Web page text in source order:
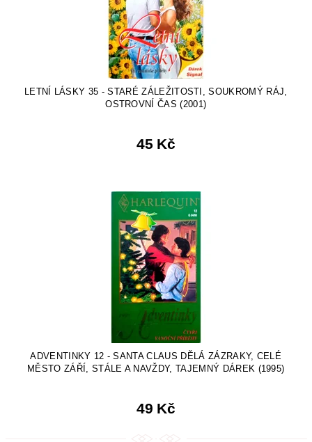
LETNÍ LÁSKY 35 - STARÉ ZÁLEŽITOSTI, SOUKROMÝ RÁJ,
OSTROVNÍ ČAS (2001)
45 Kč
ADVENTINKY 12 - SANTA CLAUS DĚLÁ ZÁZRAKY, CELÉ
MĚSTO ZÁŘÍ, STÁLE A NAVŽDY, TAJEMNÝ DÁREK (1995)
49 Kč